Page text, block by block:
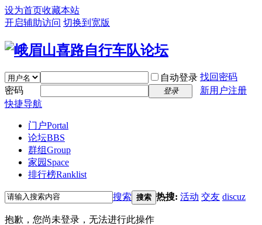
设为首页收藏本站
开启辅助访问 切换到宽版
自动登录 找回密码
密码
登录
新用户注册
快捷导航
门户Portal
论坛BBS
群组Group
家园 Space
排行榜Ranklist
搜索 搜索 热搜: 活动 交友 discuz
抱歉，您尚未登录，无法进行此操作